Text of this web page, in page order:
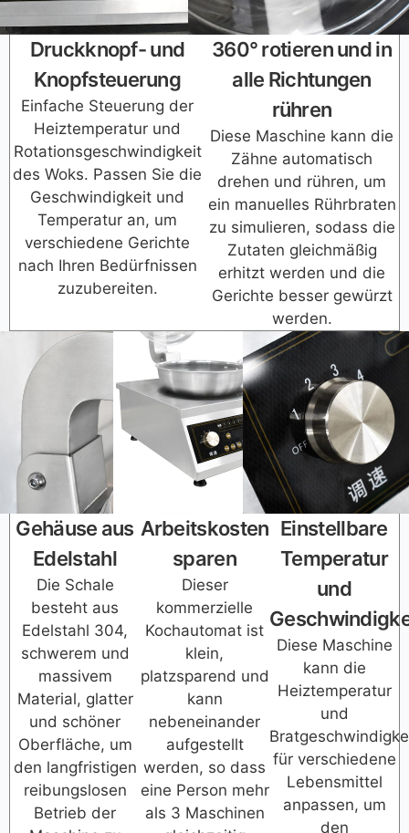
Druckknopf- und
Knopfsteuerung
Einfache Steuerung der
Heiztemperatur und
Rotationsgeschwindigkeit
des Woks. Passen Sie die
Geschwindigkeit und
Temperatur an, um
verschiedene Gerichte
nach Ihren Bedürfnissen
zuzubereiten.
360° rotieren und in
alle Richtungen
rühren
Diese Maschine kann die
Zähne automatisch
drehen und rühren, um
ein manuelles Rührbraten
zu simulieren, sodass die
Zutaten gleichmäßig
erhitzt werden und die
Gerichte besser gewürzt
werden.
Gehäuse aus
Edelstahl
Die Schale
besteht aus
Edelstahl 304,
schwerem und
massivem
Material, glatter
und schöner
Oberfläche, um
den langfristigen
reibungslosen
Betrieb der
Arbeitskosten
sparen
Dieser
kommerzielle
Kochautomat ist
klein,
platzsparend und
kann
nebeneinander
aufgestellt
werden, so dass
eine Person mehr
als 3 Maschinen
Einstellbare
Temperatur
und
Diese Maschine
kann die
Heiztemperatur
und
für verschiedene
Lebensmittel
anpassen, um
den